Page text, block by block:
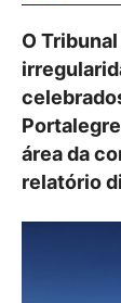
O
área da
relatório